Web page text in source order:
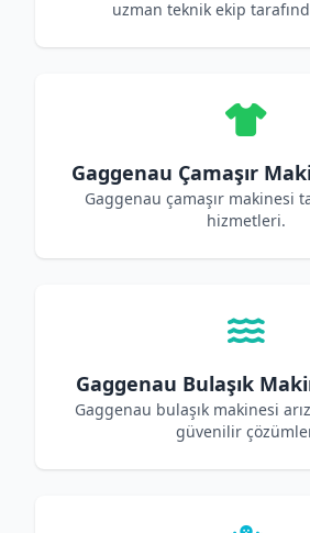
uzman teknik ekip
Gaggenau Çamaşır
Gaggenau çamaşır makinesi
hizmetleri.
Gaggenau Bulaşık
Gaggenau bulaşık makinesi
güvenilir